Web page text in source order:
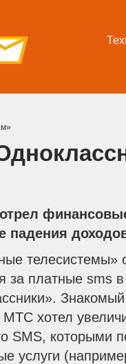
телесистемы»
за платные sms
Знакомый
хотел
SMS, которыми
услуги